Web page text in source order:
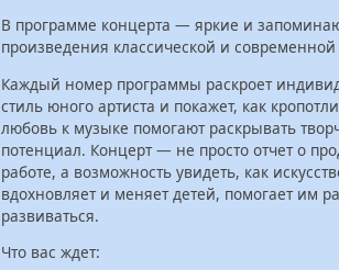
В программе концерта — яркие и
произведения классической и
Каждый номер программы раскроет
стиль юного артиста и покажет, как
любовь к музыке помогают раскрывать
потенциал. Концерт — не просто отчет о
работе, а возможность увидеть, как
вдохновляет и меняет детей, помогает им
развиваться.
Что вас ждет: